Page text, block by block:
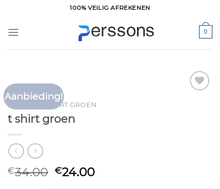
inhoud
100% VEILIG AFREKENEN
0
Aanbieding!
HOME T SHIRT GROEN
t shirt groen
€34.00 €24.00